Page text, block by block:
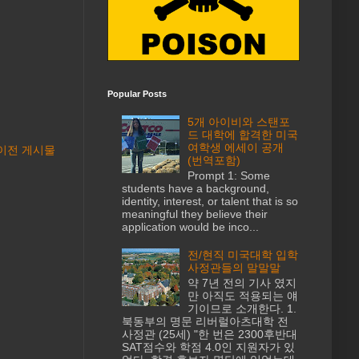
전 게시물
Popular Posts
5개 아이비와 스탠포
드 대학에 합격한 미국
여학생 에세이 공개
(번역포함)
Prompt 1: Some
students have a background,
identity, interest, or talent that is so
meaningful they believe their
application would be inco...
전/현직 미국대학 입학
사정관들의 말말말
약 7년 전의 기사 였지
만 아직도 적용되는 얘
기이므로 소개한다. 1.
북동부의 명문 리버럴아츠대학 전
사정관 (25세) "한 번은 2300후반대
SAT점수와 학점 4.0인 지원자가 있